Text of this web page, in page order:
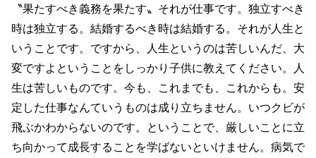
〝果たすべき義務を果たす〟それが仕事です。独立すべき
時は独立する。結婚するべき時は結婚する。それが人生と
いうことです。ですから、人生というのは苦しいんだ、大
変ですよということをしっかり子供に教えてください。人
生は苦しいものです。今も、これまでも、これからも。安
定した仕事なんていうものは成り立ちません。いつクビが
飛ぶかわからないのです。ということで、厳しいことに立
ち向かって成長することを学ばないといけません。病気で